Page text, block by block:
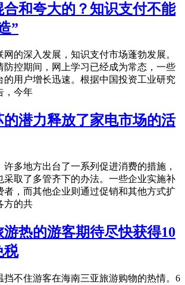
合和夸大的？知识支付不能
”
网的深入发展，知识支付市场蓬勃发展。
防控期间，网上学习已经成为常态，一些
的用户增长迅速。根据中国投资工业研究
，今年
的潜力释放了家电市场的活
许多地方出台了一系列促进消费的措施，
采取了多管齐下的办法。一些企业实施补
者，而其他企业则通过促销和其他方式扩
方的共
游热的游客期待尽快获得10
税
挡不住游客在海南三亚旅游购物的热情。6